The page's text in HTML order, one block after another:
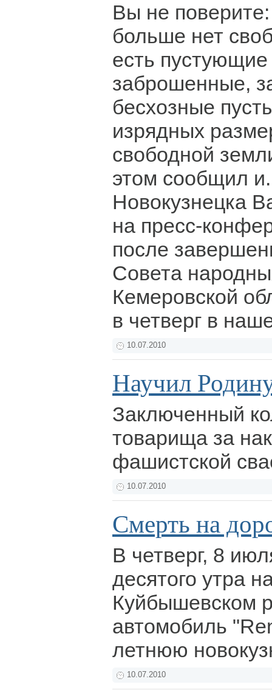
Вы не
больше нет
есть пустующие
заброшенные,
бесхозные
изрядных
свободной
этом сообщил
Новокузнецка
на пресс-
после
Совета
Кемеровской
в четверг в
10.07.2010
Научил
Заключенный
товарища за
фашистской
10.07.2010
Смерть на
В четверг, 8
десятого утра
Куйбышевском
автомобиль
летнюю
10.07.2010